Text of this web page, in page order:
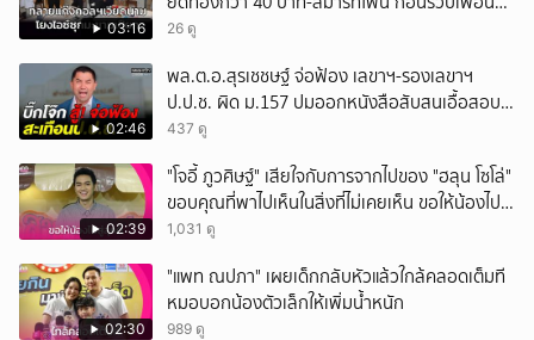
03:16
ร่วมทีมหอบเงิน 1.5 แสนติดสินบนคาโรงพัก
26 ดู
02:46
พล.ต.อ.สุรเชชษฐ์ จ่อฟ้อง เลขาฯ-รองเลขาฯ
ป.ป.ช. ผิด ม.157 ปมออกหนังสือสับสนเอื้อสอบ
คดีซ้ำซ้อน
437 ดู
02:39
"โจอี้ ภูวศิษฐ์" เสียใจกับการจากไปของ "ฮลุน โซโล่"
ขอบคุณที่พาไปเห็นในสิ่งที่ไม่เคยเห็น ขอให้น้องไปสู่
สุคติ
1,031 ดู
02:30
"แพท ณปภา" เผยเด็กกลับหัวแล้วใกล้คลอดเต็มที
หมอบอกน้องตัวเล็กให้เพิ่มน้ำหนัก
989 ดู